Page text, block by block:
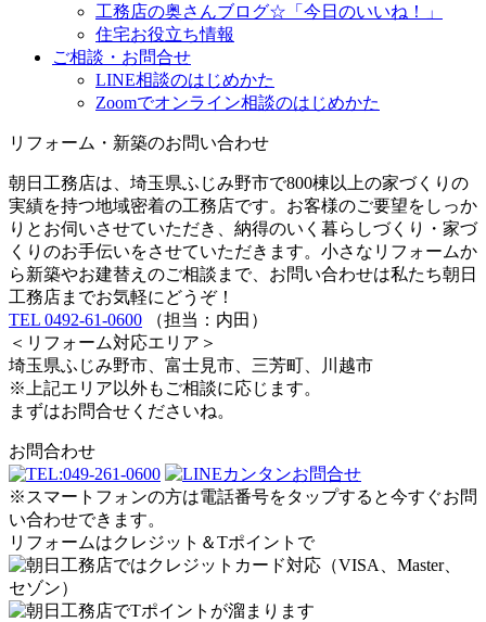
工務店の奥さんブログ☆「今日のいいね！」
住宅お役立ち情報
ご相談・お問合せ
LINE相談のはじめかた
Zoomでオンライン相談のはじめかた
リフォーム・新築のお問い合わせ
朝日工務店は、埼玉県ふじみ野市で800棟以上の家づくりの
実績を持つ地域密着の工務店です。お客様のご要望をしっか
りとお伺いさせていただき、納得のいく暮らしづくり・家づ
くりのお手伝いをさせていただきます。小さなリフォームか
ら新築やお建替えのご相談まで、お問い合わせは私たち朝日
工務店までお気軽にどうぞ！
TEL 0492-61-0600 （担当：内田）
＜リフォーム対応エリア＞
埼玉県ふじみ野市、富士見市、三芳町、川越市
※上記エリア以外もご相談に応じます。
まずはお問合せくださいね。
お問合わせ
※スマートフォンの方は電話番号をタップすると今すぐお問
い合わせできます。
リフォームはクレジット＆Tポイントで